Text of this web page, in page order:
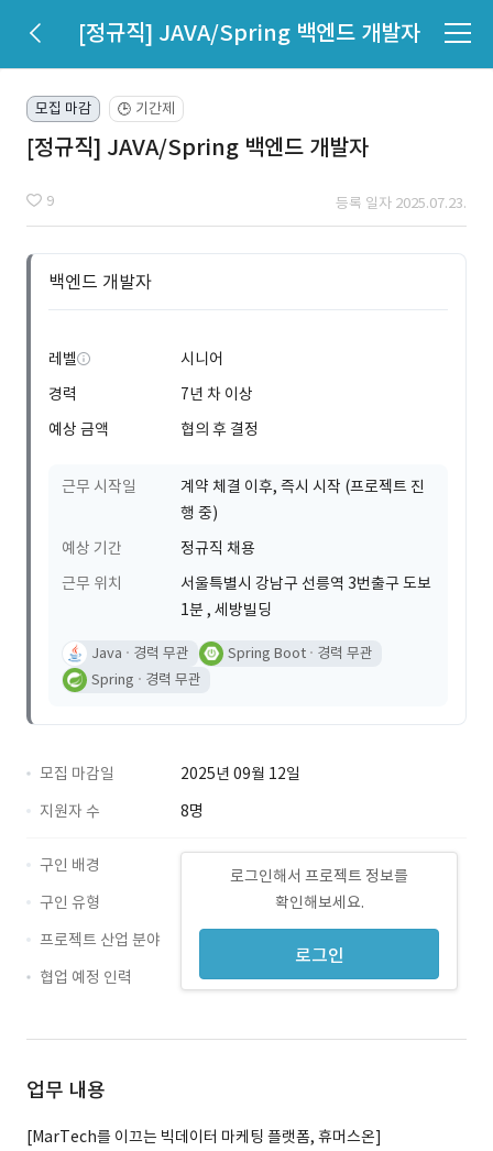
[정규직] JAVA/Spring 백엔드 개발자
모집 마감 🕒 기간제
[정규직] JAVA/Spring 백엔드 개발자
9 등록 일자 2025.07.23.
백엔드 개발자
레벨
시니어
경력
7년 차 이상
예상 금액
협의 후 결정
근무 시작일
계약 체결 이후, 즉시 시작 (프로젝트 진
행 중)
예상 기간
정규직 채용
근무 위치
서울특별시 강남구 선릉역 3번출구 도보
1분 , 세방빌딩
Java 경력 무관 Spring Boot
경력 무관
Spring
경력 무관
모집 마감일
2025년 09월 12일
지원자 수
8명
로그인해서 프로젝트 정보를
확인해보세요.
로그인
구인 배경
구인 유형
프로젝트 산업 분야
협업 예정 인력
업무 내용
[MarTech를 이끄는 ​빅데이터 ​마케팅 ​플랫폼, 휴머스온]